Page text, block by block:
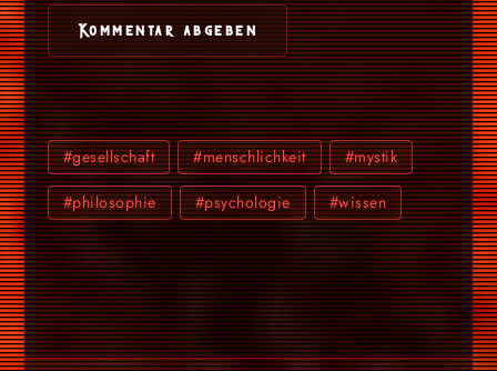
#gesellschaft #menschlichkeit #mystik
#philosophie #psychologie #wissen